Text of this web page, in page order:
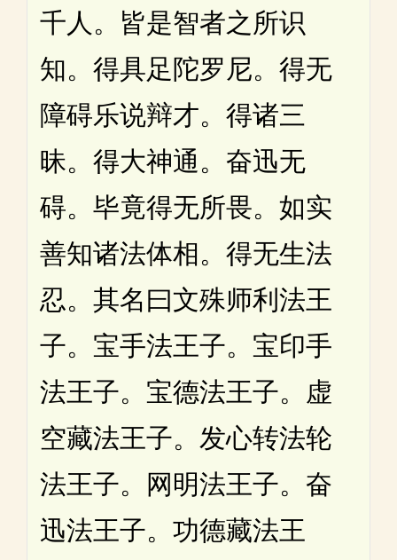
千人。皆是智者之所识
知。得具足陀罗尼。得无
障碍乐说辩才。得诸三
昧。得大神通。奋迅无
碍。毕竟得无所畏。如实
善知诸法体相。得无生法
忍。其名曰文殊师利法王
子。宝手法王子。宝印手
法王子。宝德法王子。虚
空藏法王子。发心转法轮
法王子。网明法王子。奋
迅法王子。功德藏法王